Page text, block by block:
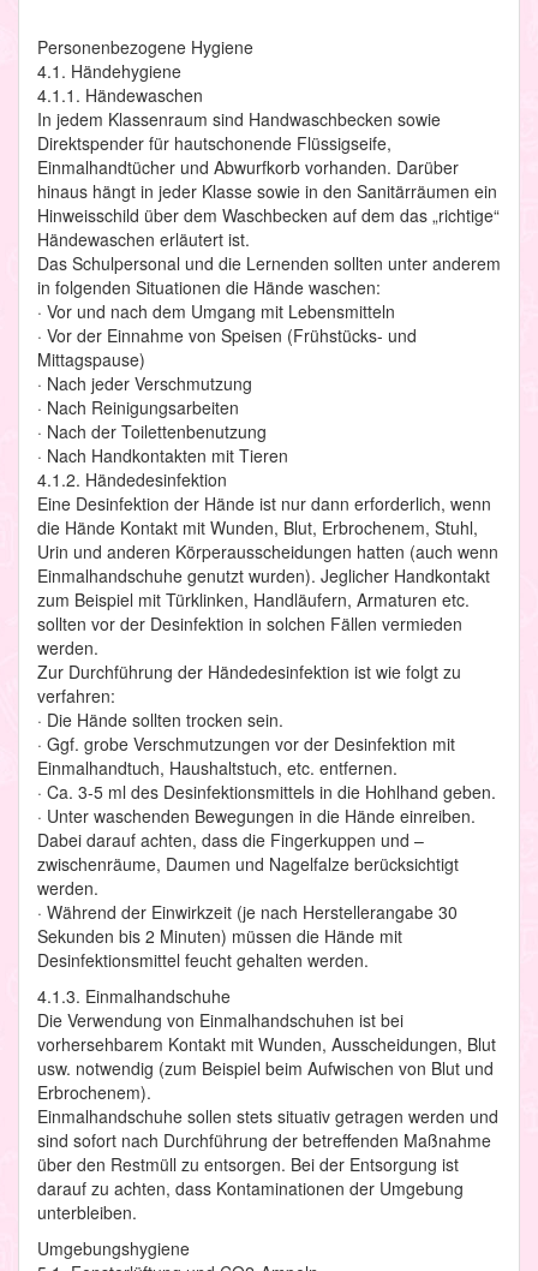
Personenbezogene Hygiene
4.1. Händehygiene
4.1.1. Händewaschen
In jedem Klassenraum sind Handwaschbecken sowie
Direktspender für hautschonende Flüssigseife,
Einmalhandtücher und Abwurfkorb vorhanden. Darüber
hinaus hängt in jeder Klasse sowie in den Sanitärräumen ein
Hinweisschild über dem Waschbecken auf dem das „richtige“
Händewaschen erläutert ist.
Das Schulpersonal und die Lernenden sollten unter anderem
in folgenden Situationen die Hände waschen:
· Vor und nach dem Umgang mit Lebensmitteln
· Vor der Einnahme von Speisen (Frühstücks- und
Mittagspause)
· Nach jeder Verschmutzung
· Nach Reinigungsarbeiten
· Nach der Toilettenbenutzung
· Nach Handkontakten mit Tieren
4.1.2. Händedesinfektion
Eine Desinfektion der Hände ist nur dann erforderlich, wenn
die Hände Kontakt mit Wunden, Blut, Erbrochenem, Stuhl,
Urin und anderen Körperausscheidungen hatten (auch wenn
Einmalhandschuhe genutzt wurden). Jeglicher Handkontakt
zum Beispiel mit Türklinken, Handläufern, Armaturen etc.
sollten vor der Desinfektion in solchen Fällen vermieden
werden.
Zur Durchführung der Händedesinfektion ist wie folgt zu
verfahren:
· Die Hände sollten trocken sein.
· Ggf. grobe Verschmutzungen vor der Desinfektion mit
Einmalhandtuch, Haushaltstuch, etc. entfernen.
· Ca. 3-5 ml des Desinfektionsmittels in die Hohlhand geben.
· Unter waschenden Bewegungen in die Hände einreiben.
Dabei darauf achten, dass die Fingerkuppen und –
zwischenräume, Daumen und Nagelfalze berücksichtigt
werden.
· Während der Einwirkzeit (je nach Herstellerangabe 30
Sekunden bis 2 Minuten) müssen die Hände mit
Desinfektionsmittel feucht gehalten werden.
4.1.3. Einmalhandschuhe
Die Verwendung von Einmalhandschuhen ist bei
vorhersehbarem Kontakt mit Wunden, Ausscheidungen, Blut
usw. notwendig (zum Beispiel beim Aufwischen von Blut und
Erbrochenem).
Einmalhandschuhe sollen stets situativ getragen werden und
sind sofort nach Durchführung der betreffenden Maßnahme
über den Restmüll zu entsorgen. Bei der Entsorgung ist
darauf zu achten, dass Kontaminationen der Umgebung
unterbleiben.
Umgebungshygiene